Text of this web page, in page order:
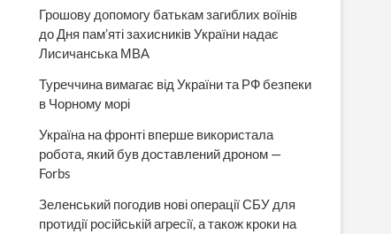
Грошову допомогу батькам загиблих воїнів
до Дня пам’яті захисників України надає
Лисичанська МВА
Туреччина вимагає від України та РФ безпеки
в Чорному морі
Україна на фронті вперше використала
робота, який був доставлений дроном —
Forbs
Зеленський погодив нові операції СБУ для
протидії російській агресії, а також кроки на